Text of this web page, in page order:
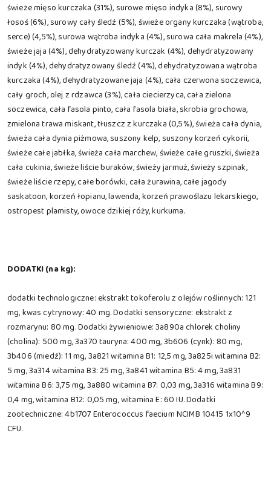
świeże mięso kurczaka (31%), surowe mięso indyka (8%), surowy
łosoś (6%), surowy cały śledź (5%), świeże organy kurczaka (wątroba,
serce) (4,5%), surowa wątroba indyka (4%), surowa cała makrela (4%),
świeże jaja (4%), dehydratyzowany kurczak (4%), dehydratyzowany
indyk (4%), dehydratyzowany śledź (4%), dehydratyzowana wątroba
kurczaka (4%), dehydratyzowane jaja (4%), cała czerwona soczewica,
cały groch, olej z rdzawca (3%), cała ciecierzyca, cała zielona
soczewica, cała fasola pinto, cała fasola biała, skrobia grochowa,
zmielona trawa miskant, tłuszcz z kurczaka (0,5%), świeża cała dynia,
świeża cała dynia piżmowa, suszony kelp, suszony korzeń cykorii,
świeże całe jabłka, świeża cała marchew, świeże całe gruszki, świeża
cała cukinia, świeże liście buraków, świeży jarmuż, świeży szpinak,
świeże liście rzepy, całe borówki, cała żurawina, całe jagody
saskatoon, korzeń łopianu, lawenda, korzeń prawoślazu lekarskiego,
ostropest plamisty, owoce dzikiej róży, kurkuma.
DODATKI (na kg):
dodatki technologiczne: ekstrakt tokoferolu z olejów roślinnych: 121
mg, kwas cytrynowy: 40 mg. Dodatki sensoryczne: ekstrakt z
rozmarynu: 80 mg. Dodatki żywieniowe: 3a890a chlorek choliny
(cholina): 500 mg, 3a370 tauryna: 400 mg, 3b606 (cynk): 80 mg,
3b406 (miedź): 11 mg, 3a821 witamina B1: 12,5 mg, 3a825i witamina B2:
5 mg, 3a314 witamina B3: 25 mg, 3a841 witamina B5: 4 mg, 3a831
witamina B6: 3,75 mg, 3a880 witamina B7: 0,03 mg, 3a316 witamina B9:
0,4 mg, witamina B12: 0,05 mg, witamina E: 60 IU. Dodatki
zootechniczne: 4b1707 Enterococcus faecium NCIMB 10415 1x10^9
CFU.